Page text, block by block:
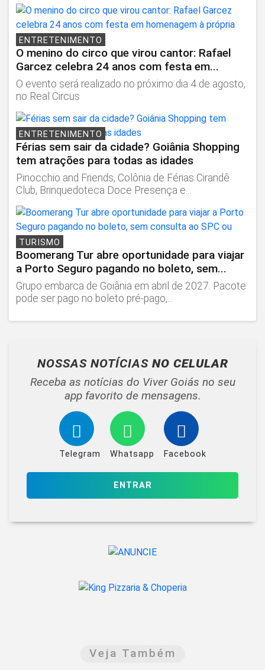
ENTRETENIMENTO
O menino do circo que virou cantor: Rafael
Garcez celebra 24 anos com festa em...
O evento será realizado no próximo dia 4 de agosto,
no Real Circus
ENTRETENIMENTO
Férias sem sair da cidade? Goiânia Shopping
tem atrações para todas as idades
Pinocchio and Friends, Colônia de Férias Cirandê
Club, Brinquedoteca Doce Presença e...
TURISMO
Boomerang Tur abre oportunidade para viajar
a Porto Seguro pagando no boleto, sem...
Grupo embarca de Goiânia em abril de 2027. Pacote
pode ser pago no boleto pré-pago,...
NOSSAS NOTÍCIAS NO CELULAR
Receba as notícias do Viver Goiás no seu
app favorito de mensagens.
Telegram Whatsapp Facebook
ENTRAR
Veja Também